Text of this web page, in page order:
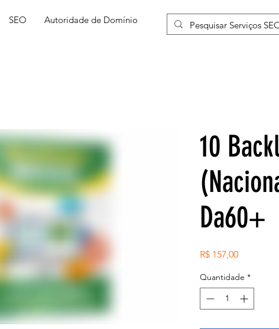
SEO Autoridade de Domínio More
10
Da60+
R$ 157,00Preço
Quantidade *